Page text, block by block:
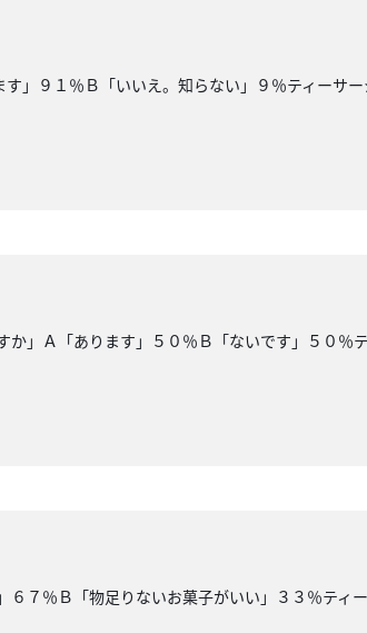
」９１％Ｂ「いいえ。知らない」９％ティーサ
」Ａ「あります」５０％Ｂ「ないです」５０％
７％Ｂ「物足りないお菓子がいい」３３％ティ